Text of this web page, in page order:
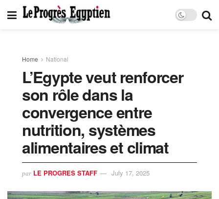
Home National
L’Egypte veut renforcer
son rôle dans la
convergence entre
nutrition, systèmes
alimentaires et climat
par LE PROGRES STAFF July 17, 2025